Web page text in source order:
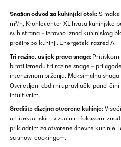
Snažan odvod za kuhinjski otok: S
m³/h, Kronleuchter XL hvata kuhinjske
svih strana – izravno iznad kuhinjskog
prošire po kuhinji. Energetski razred A.
Tri razine, uvijek prava snaga: Pritiskom
birati između tri razine snage –
intenzivnom prženju. Maksimalna snaga
Osvijetljeni dodirni upravljački panel
intuitivnim.
Središte dizajna otvorene kuhinje:
arhitektonskim vizualnim fokusom
prikladnim za otvorene dnevne kuhinje,
sa show-cookingom.